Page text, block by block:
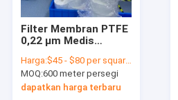
Filter Membran PTFE
0,22 μm Medis
Opsional
Harga:$45 - $80 per square meter
MOQ:600 meter persegi
dapatkan harga terbaru